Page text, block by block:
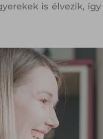
is élvezik,